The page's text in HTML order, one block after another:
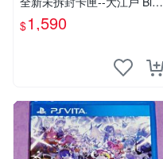
kSmith
$1,590